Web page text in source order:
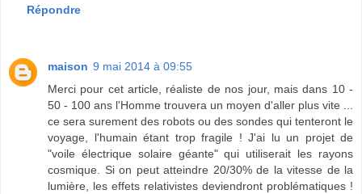
Répondre
maison 9 mai 2014 à 09:55
Merci pour cet article, réaliste de nos jour, mais dans 10 -
50 - 100 ans l'Homme trouvera un moyen d'aller plus vite ...
ce sera surement des robots ou des sondes qui tenteront le
voyage, l'humain étant trop fragile ! J'ai lu un projet de
"voile électrique solaire géante" qui utiliserait les rayons
cosmique. Si on peut atteindre 20/30% de la vitesse de la
lumière, les effets relativistes deviendront problématiques !